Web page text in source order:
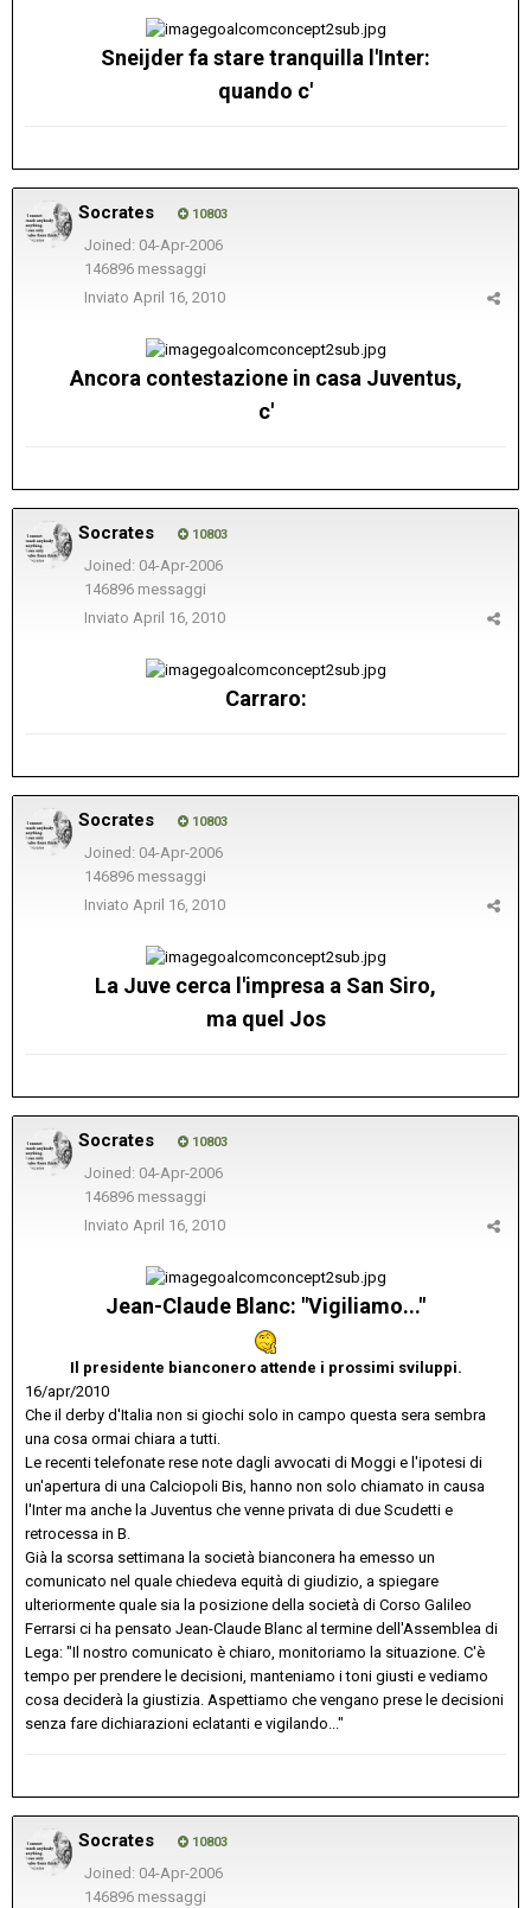
Sneijder fa stare tranquilla l'Inter:
quando c'
Socrates 10803
Joined: 04-Apr-2006
146896 messaggi
Inviato April 16, 2010
Ancora contestazione in casa Juventus,
c'
Socrates 10803
Joined: 04-Apr-2006
146896 messaggi
Inviato April 16, 2010
Carraro:
Socrates 10803
Joined: 04-Apr-2006
146896 messaggi
Inviato April 16, 2010
La Juve cerca l'impresa a San Siro,
ma quel Jos
Socrates 10803
Joined: 04-Apr-2006
146896 messaggi
Inviato April 16, 2010
Jean-Claude Blanc: "Vigiliamo..."
Il presidente bianconero attende i prossimi sviluppi.
16/apr/2010
Che il derby d'Italia non si giochi solo in campo questa sera sembra
una cosa ormai chiara a tutti.
Le recenti telefonate rese note dagli avvocati di Moggi e l'ipotesi di
un'apertura di una Calciopoli Bis, hanno non solo chiamato in causa
l'Inter ma anche la Juventus che venne privata di due Scudetti e
retrocessa in B.
Già la scorsa settimana la società bianconera ha emesso un
comunicato nel quale chiedeva equità di giudizio, a spiegare
ulteriormente quale sia la posizione della società di Corso Galileo
Ferrarsi ci ha pensato Jean-Claude Blanc al termine dell'Assemblea di
Lega: "Il nostro comunicato è chiaro, monitoriamo la situazione. C'è
tempo per prendere le decisioni, manteniamo i toni giusti e vediamo
cosa deciderà la giustizia. Aspettiamo che vengano prese le decisioni
senza fare dichiarazioni eclatanti e vigilando..."
Socrates 10803
Joined: 04-Apr-2006
146896 messaggi